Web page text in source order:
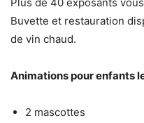
Buvette et restauration
de vin chaud.
Animations pour enfants
2 mascottes